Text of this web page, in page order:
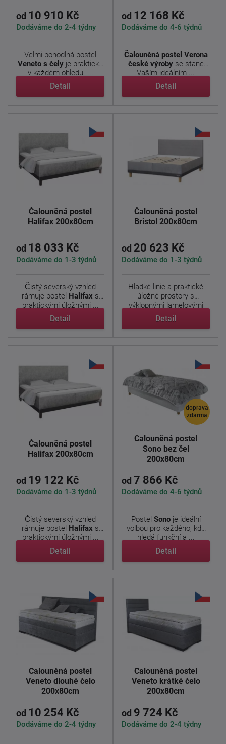
od 10 910 Kč
Dodáváme do 2-4 týdny
Velmi pohodlná postel
Veneto s čely je praktická
v každém ohledu. ...
Detail
od 12 168 Kč
Dodáváme do 4-6 týdnů
Čalouněná postel Verona
české výrobyse stane
Vaším ideálním ...
Detail
Čalouněná postel
Halifax 200x80cm
od 18 033 Kč
Dodáváme do 1-3 týdnů
Čistý severský vzhled
rámuje postel Halifax s
praktickými úložnými ...
Detail
Čalouněná postel
Bristol 200x80cm
od 20 623 Kč
Dodáváme do 1-3 týdnů
Hladké linie a praktické
úložné prostory s
výklopnými lamelovými
rošty ...
Detail
Čalouněná postel
Halifax 200x80cm
od 19 122 Kč
Dodáváme do 1-3 týdnů
Čistý severský vzhled
rámuje postel Halifax s
praktickými úložnými ...
Detail
doprava
zdarma
Čalouněná postel
Sono bez čel
200x80cm
od 7 866 Kč
Dodáváme do 4-6 týdnů
Postel Sonoje ideální
volbou pro každého, kdo
hledá funkční a ...
Detail
Čalouněná postel
Veneto dlouhé čelo
200x80cm
od 10 254 Kč
Dodáváme do 2-4 týdny
Čalouněná postel
Veneto krátké čelo
200x80cm
od 9 724 Kč
Dodáváme do 2-4 týdny